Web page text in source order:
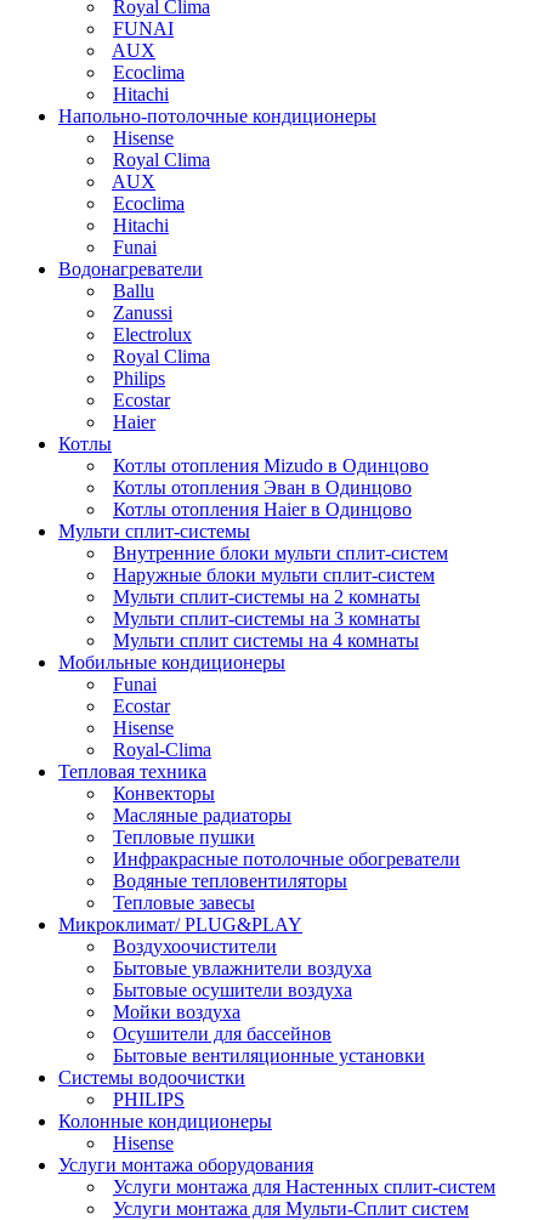
Royal Clima
FUNAI
AUX
Ecoclima
Hitachi
Напольно-потолочные кондиционеры
Hisense
Royal Clima
AUX
Ecoclima
Hitachi
Funai
Водонагреватели
Ballu
Zanussi
Electrolux
Royal Clima
Philips
Ecostar
Haier
Котлы
Котлы отопления Mizudo в Одинцово
Котлы отопления Эван в Одинцово
Котлы отопления Haier в Одинцово
Мульти сплит-системы
Внутренние блоки мульти сплит-систем
Наружные блоки мульти сплит-систем
Мульти сплит-системы на 2 комнаты
Мульти сплит-системы на 3 комнаты
Мульти сплит системы на 4 комнаты
Мобильные кондиционеры
Funai
Ecostar
Hisense
Royal-Clima
Тепловая техника
Конвекторы
Масляные радиаторы
Тепловые пушки
Инфракрасные потолочные обогреватели
Водяные тепловентиляторы
Тепловые завесы
Микроклимат/ PLUG&PLAY
Воздухоочистители
Бытовые увлажнители воздуха
Бытовые осушители воздуха
Мойки воздуха
Осушители для бассейнов
Бытовые вентиляционные установки
Системы водоочистки
PHILIPS
Колонные кондиционеры
Hisense
Услуги монтажа оборудования
Услуги монтажа для Настенных сплит-систем
Услуги монтажа для Мульти-Сплит систем